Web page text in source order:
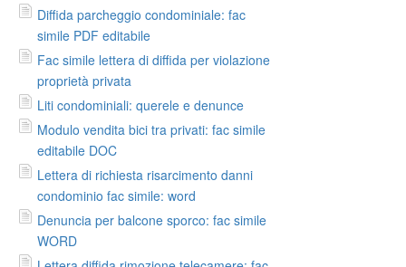
Diffida parcheggio condominiale: fac
simile PDF editabile
Fac simile lettera di diffida per violazione
proprietà privata
Liti condominiali: querele e denunce
Modulo vendita bici tra privati: fac simile
editabile DOC
Lettera di richiesta risarcimento danni
condominio fac simile: word
Denuncia per balcone sporco: fac simile
WORD